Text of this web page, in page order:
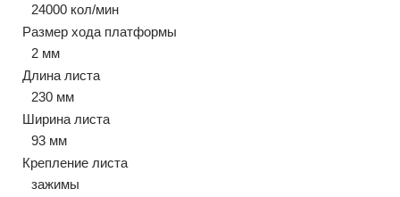
24000 кол/мин
Размер хода платформы
2 мм
Длина листа
230 мм
Ширина листа
93 мм
Крепление листа
зажимы